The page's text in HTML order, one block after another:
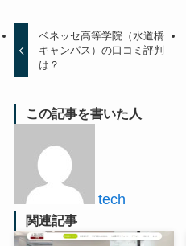
ベネッセ高等学院（水道橋
キャンパス）の口コミ評判
は？
この記事を書いた人
tech
関連記事